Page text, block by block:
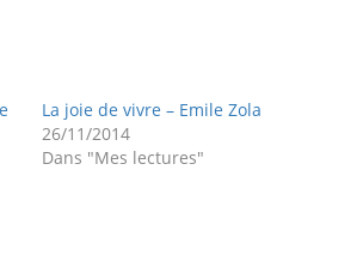
La joie de vivre – Emile Zola
26/11/2014
Dans "Mes lectures"